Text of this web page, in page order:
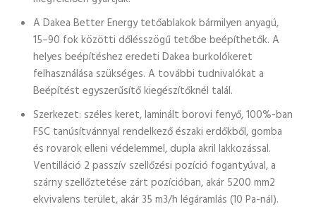
A Dakea Better Energy tetőablakok bármilyen anyagú,
15–90 fok közötti dőlésszögű tetőbe beépíthetők. A
helyes beépítéshez eredeti Dakea burkolókeret
felhasználása szükséges. A további tudnivalókat a
Beépítést egyszerűsítő kiegészítőknél talál.
Szerkezet: széles keret, laminált borovi fenyő, 100%-ban
FSC tanúsítvánnyal rendelkező északi erdőkből, gomba
és rovarok elleni védelemmel, dupla akril lakkozással.
Ventilláció 2 passzív szellőzési pozíció fogantyúval, a
szárny szellőztetése zárt pozícióban, akár 5200 mm2
ekvivalens terület, akár 35 m3/h légáramlás (10 Pa-nál).